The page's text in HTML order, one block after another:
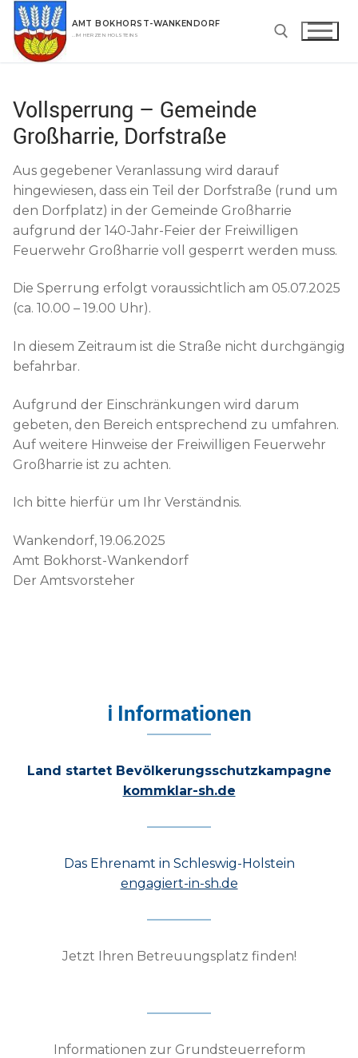
Zum
Inhalt
springen
AMT BOKHORST-WANKENDORF
…IM HERZEN HOLSTEINS
Vollsperrung – Gemeinde
Großharrie, Dorfstraße
Aus gegebener Veranlassung wird darauf
hingewiesen, dass ein Teil der Dorfstraße (rund um
den Dorfplatz) in der Gemeinde Großharrie
aufgrund der 140-Jahr-Feier der Freiwilligen
Feuerwehr Großharrie voll gesperrt werden muss.
Die Sperrung erfolgt voraussichtlich am 05.07.2025
(ca. 10.00 – 19.00 Uhr).
In diesem Zeitraum ist die Straße nicht durchgängig
befahrbar.
Aufgrund der Einschränkungen wird darum
gebeten, den Bereich entsprechend zu umfahren.
Auf weitere Hinweise der Freiwilligen Feuerwehr
Großharrie ist zu achten.
Ich bitte hierfür um Ihr Verständnis.
Wankendorf, 19.06.2025
Amt Bokhorst-Wankendorf
Der Amtsvorsteher
ℹ Informationen
Land startet Bevölkerungsschutzkampagne
kommklar-sh.de
Das Ehrenamt in Schleswig-Holstein
engagiert-in-sh.de
Jetzt Ihren Betreuungsplatz finden!
Informationen zur Grundsteuerreform